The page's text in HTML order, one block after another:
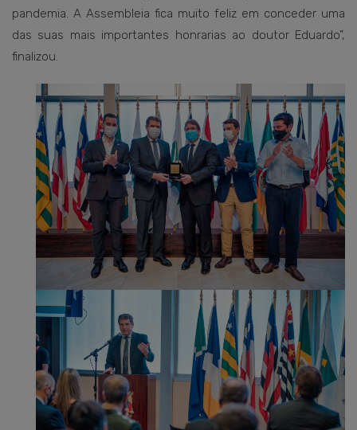
pandemia. A Assembleia fica muito feliz em conceder uma
das suas mais importantes honrarias ao doutor Eduardo”,
finalizou.